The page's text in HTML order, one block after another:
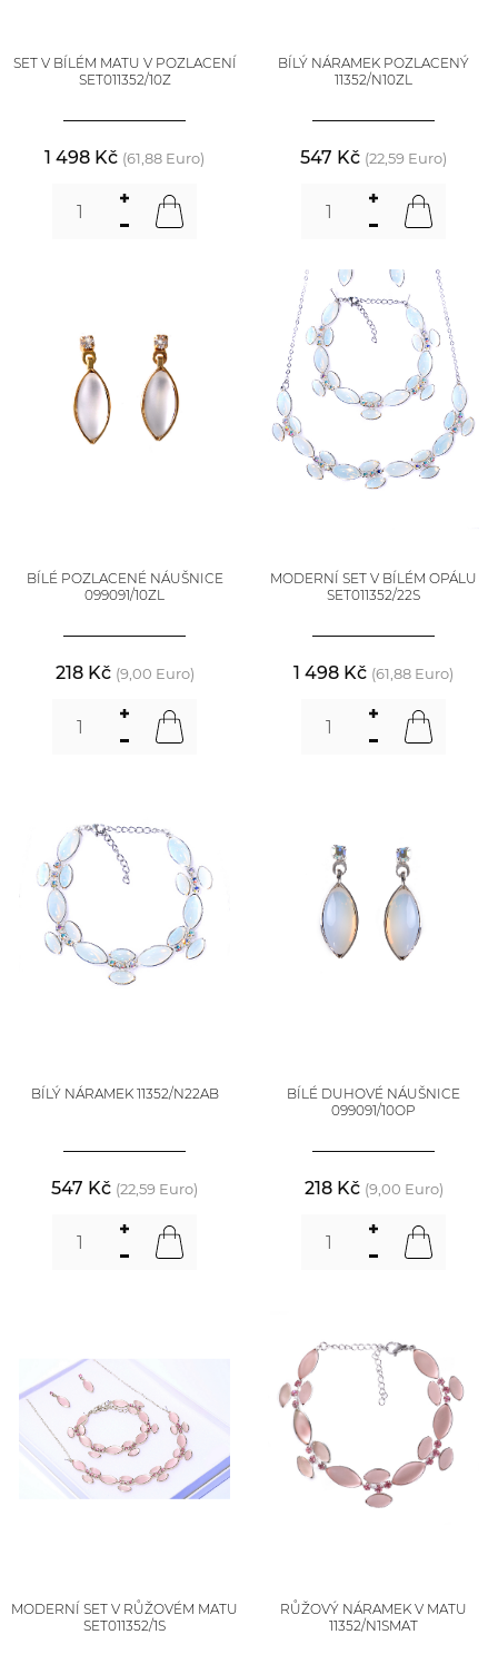
SET V BÍLÉM MATU V POZLACENÍ
SET011352/10Z
1 498 Kč (61,88 Euro)
BÍLÝ NÁRAMEK POZLACENÝ
11352/N10ZL
547 Kč (22,59 Euro)
BÍLÉ POZLACENÉ NÁUŠNICE
099091/10ZL
218 Kč (9,00 Euro)
MODERNÍ SET V BÍLÉM OPÁLU
SET011352/22S
1 498 Kč (61,88 Euro)
BÍLÝ NÁRAMEK 11352/N22AB
547 Kč (22,59 Euro)
BÍLÉ DUHOVÉ NÁUŠNICE
099091/10OP
218 Kč (9,00 Euro)
MODERNÍ SET V RŮŽOVÉM MATU
SET011352/1S
RŮŽOVÝ NÁRAMEK V MATU
11352/N1SMAT